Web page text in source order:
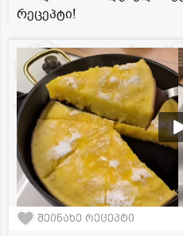
რეცეპტი!
შეინახე რეცეპტი